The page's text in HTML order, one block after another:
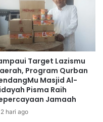
Target Lazismu
Program Qurban
Masjid Al-
Pisma Raih
Jamaah
2 hari ago